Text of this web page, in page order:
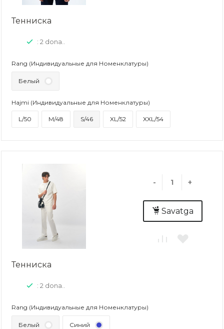
Тенниска
: 2 dona..
Rang (Индивидуальные для Номенклатуры)
Белый
Hajmi (Индивидуальные для Номенклатуры)
L/50 M/48 S/46 XL/52 XXL/54
- +
Savatga
Тенниска
: 2 dona..
Rang (Индивидуальные для Номенклатуры)
Белый Синий